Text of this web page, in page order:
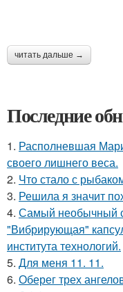
читать дальше →
Последние
1. Располневшая
своего лишнего веса.
2. Что стало с
3. Решила я значит
4. Самый необычный
"Вибрирующая"
института технологий.
5. Для меня 11. 11.
6. Оберег трех